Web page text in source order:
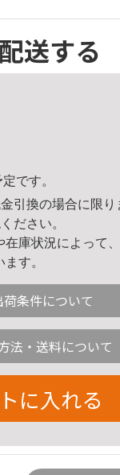
配送する
です。
引換の場合に限
ださい。
庫状況によって
す。
条件について
法・送料について
に入れる